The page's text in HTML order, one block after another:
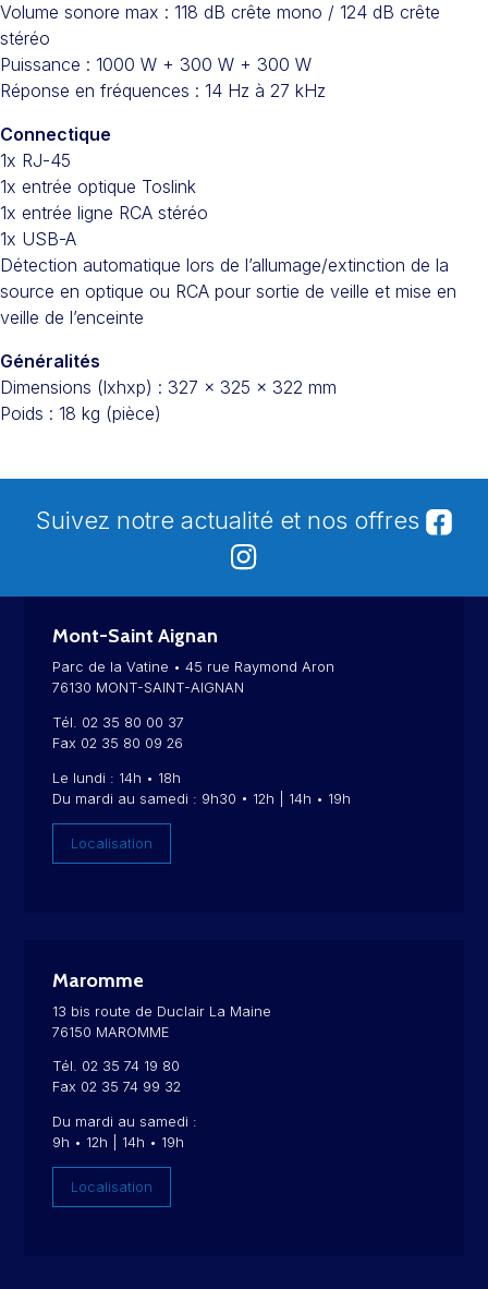
Volume sonore max : 118 dB crête mono / 124 dB crête
stéréo
Puissance : 1000 W + 300 W + 300 W
Réponse en fréquences : 14 Hz à 27 kHz
Connectique
1x RJ-45
1x entrée optique Toslink
1x entrée ligne RCA stéréo
1x USB-A
Détection automatique lors de l’allumage/extinction de la
source en optique ou RCA pour sortie de veille et mise en
veille de l’enceinte
Généralités
Dimensions (lxhxp) : 327 x 325 x 322 mm
Poids : 18 kg (pièce)
Suivez notre actualité et nos offres
Mont-Saint Aignan
Parc de la Vatine • 45 rue Raymond Aron
76130 MONT-SAINT-AIGNAN
Tél. 02 35 80 00 37
Fax 02 35 80 09 26
Le lundi : 14h • 18h
Du mardi au samedi : 9h30 • 12h | 14h • 19h
Localisation
Maromme
13 bis route de Duclair La Maine
76150 MAROMME
Tél. 02 35 74 19 80
Fax 02 35 74 99 32
Du mardi au samedi :
9h • 12h | 14h • 19h
Localisation